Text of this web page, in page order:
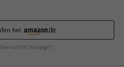
bei
vor Ort (Anzeige*)